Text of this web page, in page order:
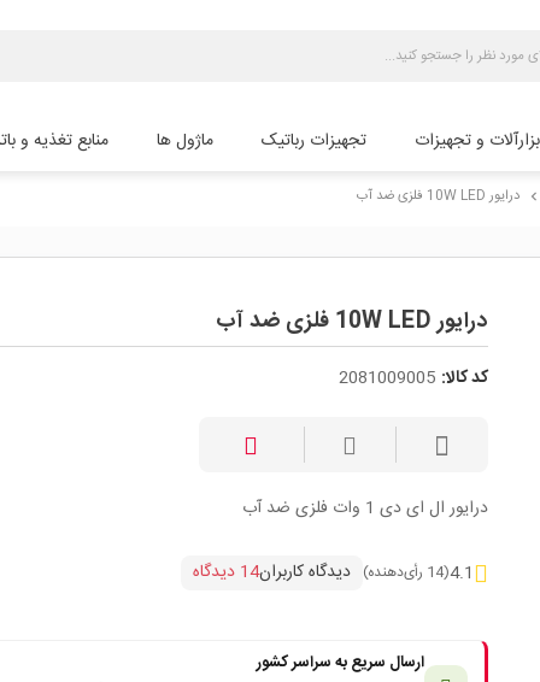
و تجهیزات تجهیزات رباتیک ماژول ها منابع تغذیه و
chevron_right درایور 10W LED فلزی ضد آب
درایور 10W LED فلزی ضد آب
کد کالا: 2081009005
درایور ال ای دی 1 وات فلزی ضد آب
4.1(14 رأی‌دهنده) دیدگاه کاربران14 دیدگاه
ارسال سریع به سراسر کشور